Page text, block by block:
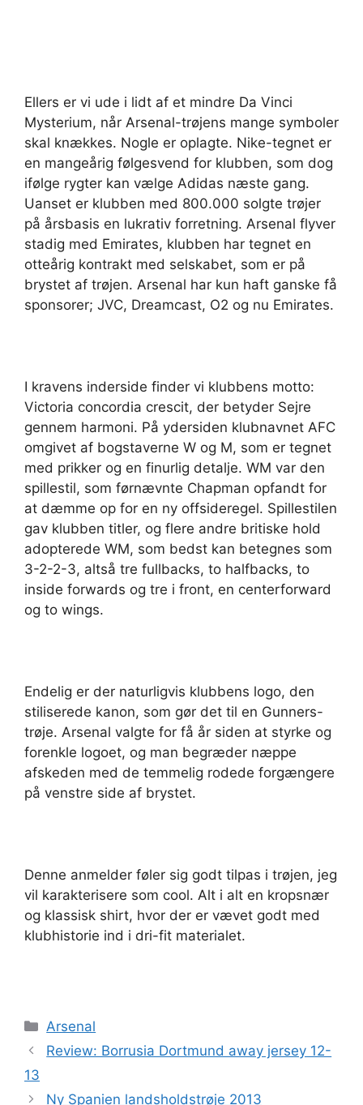
Ellers er vi ude i lidt af et mindre Da Vinci
Mysterium, når Arsenal-trøjens mange symboler
skal knækkes. Nogle er oplagte. Nike-tegnet er
en mangeårig følgesvend for klubben, som dog
ifølge rygter kan vælge Adidas næste gang.
Uanset er klubben med 800.000 solgte trøjer
på årsbasis en lukrativ forretning. Arsenal flyver
stadig med Emirates, klubben har tegnet en
otteårig kontrakt med selskabet, som er på
brystet af trøjen. Arsenal har kun haft ganske få
sponsorer; JVC, Dreamcast, O2 og nu Emirates.
I kravens inderside finder vi klubbens motto:
Victoria concordia crescit, der betyder Sejre
gennem harmoni. På ydersiden klubnavnet AFC
omgivet af bogstaverne W og M, som er tegnet
med prikker og en finurlig detalje. WM var den
spillestil, som førnævnte Chapman opfandt for
at dæmme op for en ny offsideregel. Spillestilen
gav klubben titler, og flere andre britiske hold
adopterede WM, som bedst kan betegnes som
3-2-2-3, altså tre fullbacks, to halfbacks, to
inside forwards og tre i front, en centerforward
og to wings.
Endelig er der naturligvis klubbens logo, den
stiliserede kanon, som gør det til en Gunners-
trøje. Arsenal valgte for få år siden at styrke og
forenkle logoet, og man begræder næppe
afskeden med de temmelig rodede forgængere
på venstre side af brystet.
Denne anmelder føler sig godt tilpas i trøjen, jeg
vil karakterisere som cool. Alt i alt en kropsnær
og klassisk shirt, hvor der er vævet godt med
klubhistorie ind i dri-fit materialet.
Kategorier
Arsenal
Review: Borrusia Dortmund away jersey 12-
13
Ny Spanien landsholdstrøje 2013